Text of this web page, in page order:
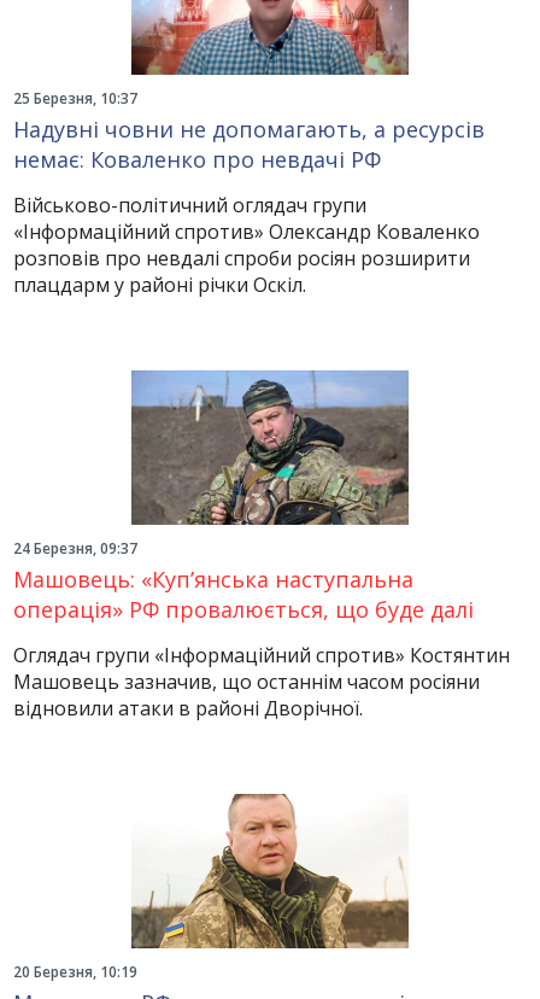
25 Березня, 10:37
Надувні човни не допомагають, а ресурсів
немає: Коваленко про невдачі РФ
Військово-політичний оглядач групи
«Інформаційний спротив» Олександр Коваленко
розповів про невдалі спроби росіян розширити
плацдарм у районі річки Оскіл.
24 Березня, 09:37
Машовець: «Куп’янська наступальна
операція» РФ провалюється, що буде далі
Оглядач групи «Інформаційний спротив» Костянтин
Машовець зазначив, що останнім часом росіяни
відновили атаки в районі Дворічної.
20 Березня, 10:19